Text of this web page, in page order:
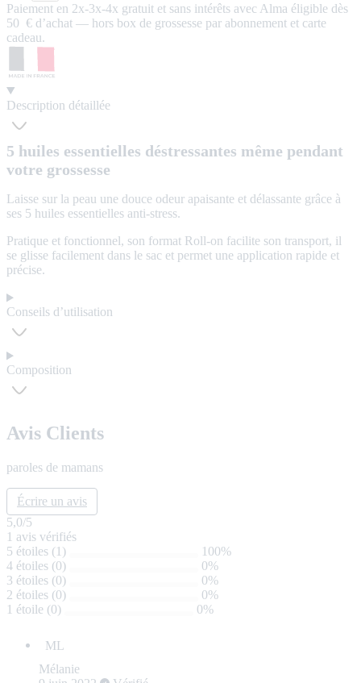
Paiement en 2x-3x-4x gratuit et sans intérêts avec Alma éligible dès
50 € d’achat — hors box de grossesse par abonnement et carte
cadeau.
Description détaillée
5 huiles essentielles déstressantes même pendant
votre grossesse
Laisse sur la peau une douce odeur apaisante et délassante grâce à
ses 5 huiles essentielles anti-stress.
Pratique et fonctionnel, son format Roll-on facilite son transport, il
se glisse facilement dans le sac et permet une application rapide et
précise.
Conseils d’utilisation
Composition
Avis Clients
paroles de mamans
Écrire un avis
5,0/5
1 avis vérifiés
5 étoiles (1)
100%
4 étoiles (0)
0%
3 étoiles (0)
0%
2 étoiles (0)
0%
1 étoile (0)
0%
Mélanie